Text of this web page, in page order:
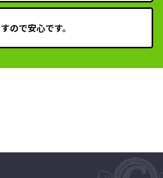
ので安心です。